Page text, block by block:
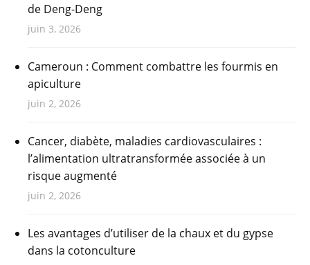
de Deng-Deng
juin 3, 2026
Cameroun : Comment combattre les fourmis en
apiculture
juin 2, 2026
Cancer, diabète, maladies cardiovasculaires :
l’alimentation ultratransformée associée à un
risque augmenté
juin 2, 2026
Les avantages d’utiliser de la chaux et du gypse
dans la cotonculture